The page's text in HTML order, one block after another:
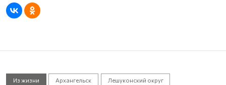
Из жизни Архангельск Лешуконский округ